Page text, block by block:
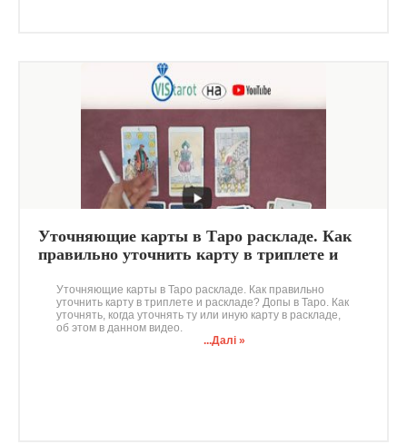
Уточняющие карты в Таро раскладе. Как
правильно уточнить карту в триплете и
Уточняющие карты в Таро раскладе. Как правильно
уточнить карту в триплете и раскладе? Допы в Таро. Как
уточнять, когда уточнять ту или иную карту в раскладе,
об этом в данном видео.
...Далі »